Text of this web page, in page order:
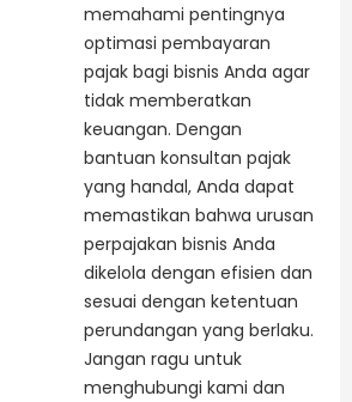
memahami pentingnya
optimasi pembayaran
pajak bagi bisnis Anda agar
tidak memberatkan
keuangan. Dengan
bantuan konsultan pajak
yang handal, Anda dapat
memastikan bahwa urusan
perpajakan bisnis Anda
dikelola dengan efisien dan
sesuai dengan ketentuan
perundangan yang berlaku.
Jangan ragu untuk
menghubungi kami dan